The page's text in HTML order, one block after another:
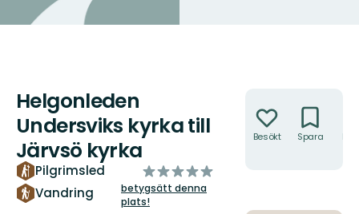
Helgonleden
Undersviks kyrka till
Järvsö kyrka
Pilgrimsled
Vandring
av
5
stjärnor
betygsätt denna
plats!
Besökt Spara